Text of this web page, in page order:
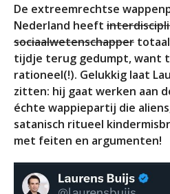
De extreemrechtse
Nederland heeft
sociaalwetenschapper
tijdje terug gedumpt, want
rationeel(!). Gelukkig laat
zitten: hij gaat werken aan
échte wappiepartij die
satanisch ritueel
met feiten en argumenten!